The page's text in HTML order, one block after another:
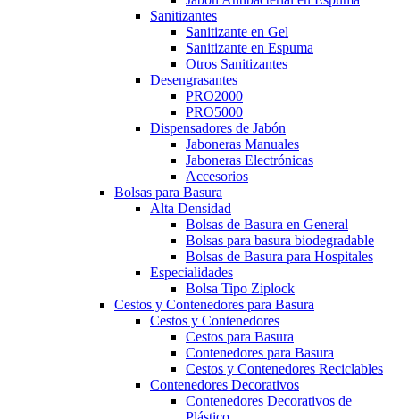
Sanitizantes
Sanitizante en Gel
Sanitizante en Espuma
Otros Sanitizantes
Desengrasantes
PRO2000
PRO5000
Dispensadores de Jabón
Jaboneras Manuales
Jaboneras Electrónicas
Accesorios
Bolsas para Basura
Alta Densidad
Bolsas de Basura en General
Bolsas para basura biodegradable
Bolsas de Basura para Hospitales
Especialidades
Bolsa Tipo Ziplock
Cestos y Contenedores para Basura
Cestos y Contenedores
Cestos para Basura
Contenedores para Basura
Cestos y Contenedores Reciclables
Contenedores Decorativos
Contenedores Decorativos de